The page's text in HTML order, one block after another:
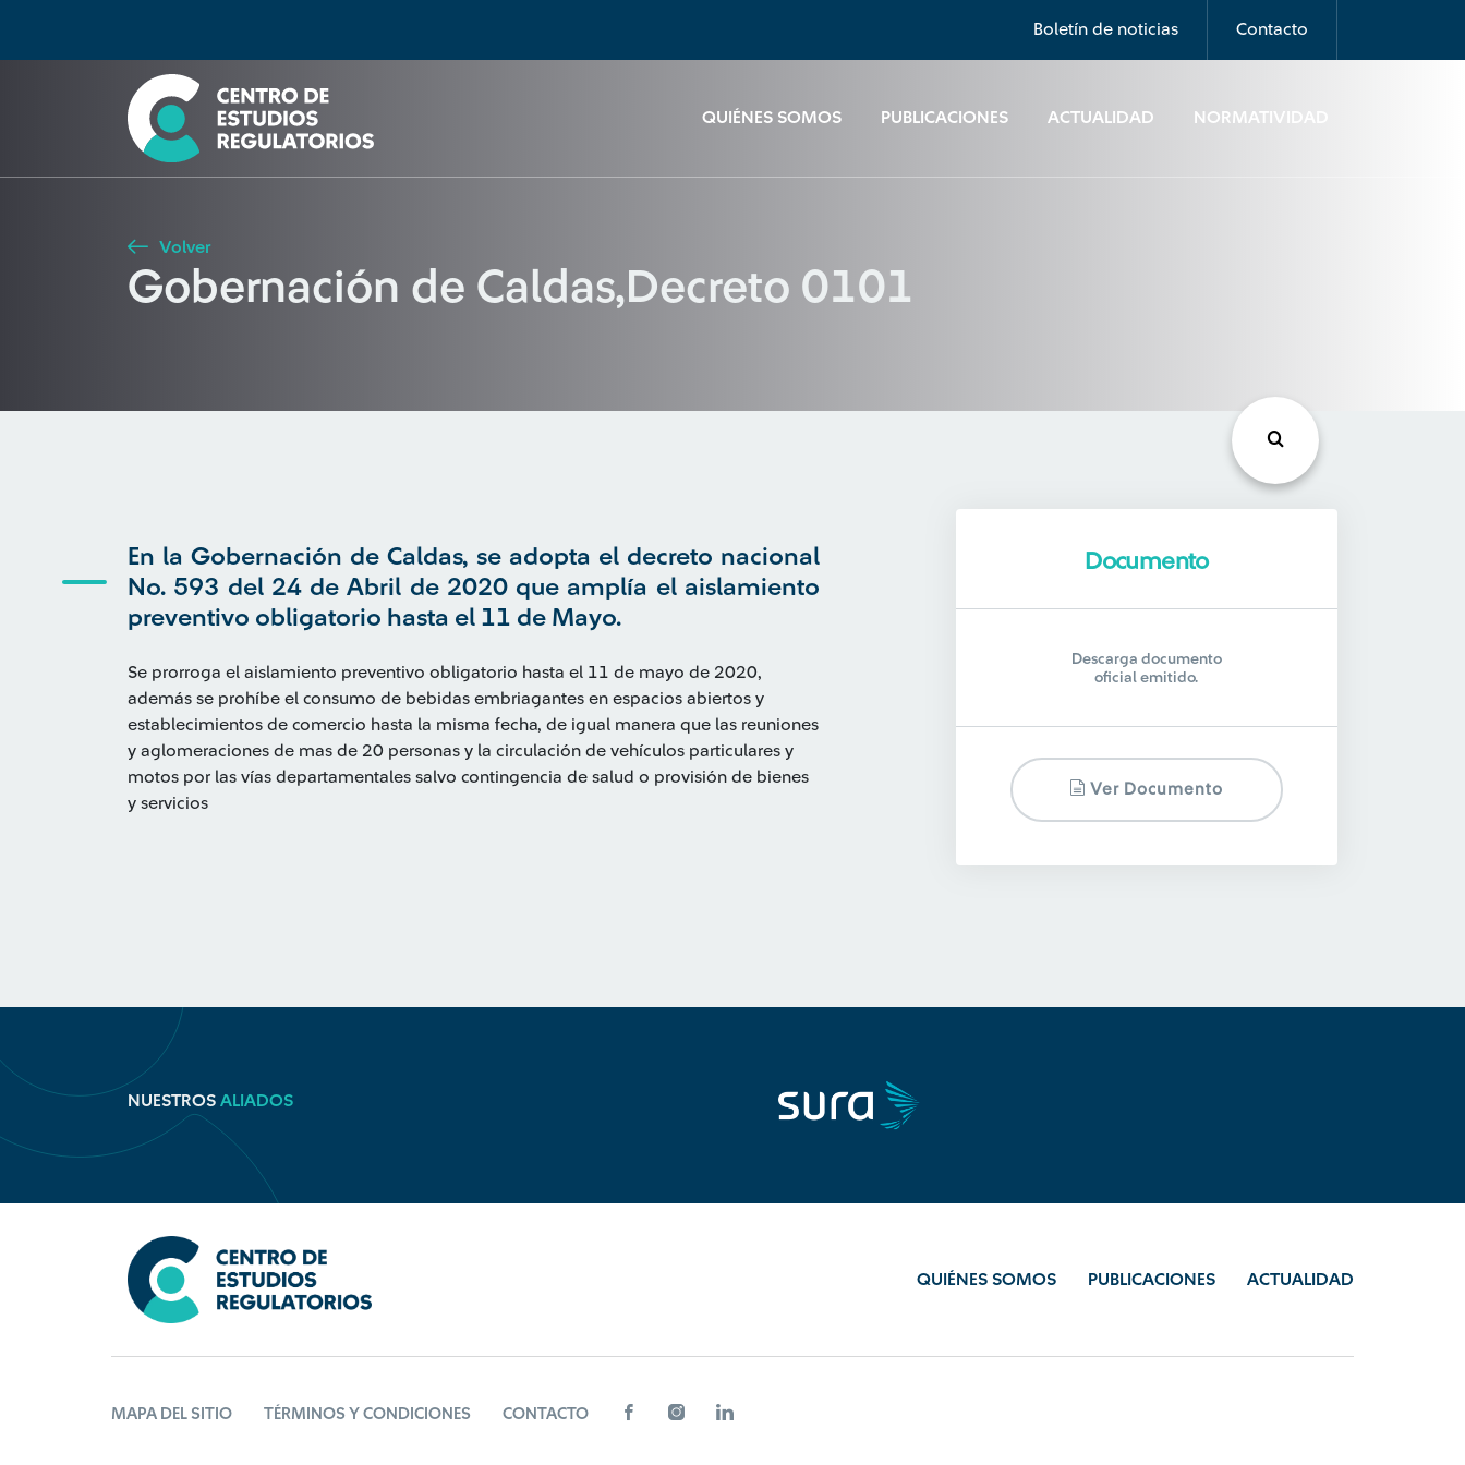
Boletín de noticias Contacto
QUIÉNES SOMOS PUBLICACIONES ACTUALIDAD NORMATIVIDAD
Seleccione país
Buscar
Volver
Gobernación de Caldas,Decreto 0101
En la Gobernación de Caldas, se adopta el decreto nacional
No. 593 del 24 de Abril de 2020 que amplía el aislamiento
preventivo obligatorio hasta el 11 de Mayo.
Se prorroga el aislamiento preventivo obligatorio hasta el 11 de mayo de 2020,
además se prohíbe el consumo de bebidas embriagantes en espacios abiertos y
establecimientos de comercio hasta la misma fecha, de igual manera que las reuniones
y aglomeraciones de mas de 20 personas y la circulación de vehículos particulares y
motos por las vías departamentales salvo contingencia de salud o provisión de bienes
y servicios
Documento
Descarga documento
oficial emitido.
Ver Documento
NUESTROS ALIADOS
QUIÉNES SOMOS PUBLICACIONES ACTUALIDAD
MAPA DEL SITIO TÉRMINOS Y CONDICIONES CONTACTO